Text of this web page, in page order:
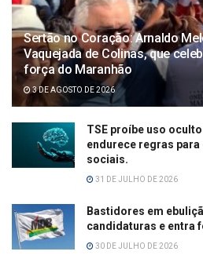
Sertão no Coração: Arnaldo
Vaquejada de Colinas, que
força do Maranhão
3 DE AGOSTO DE 2026
TSE proíbe uso
endurece regras
sociais.
31 DE JULHO DE 2026
Bastidores em
candidaturas e entra
30 DE JULHO DE 2026